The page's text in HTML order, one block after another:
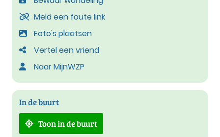
Meld een foute link
Foto's plaatsen
Vertel een vriend
Naar MijnWZP
In de buurt
Toon in de buurt